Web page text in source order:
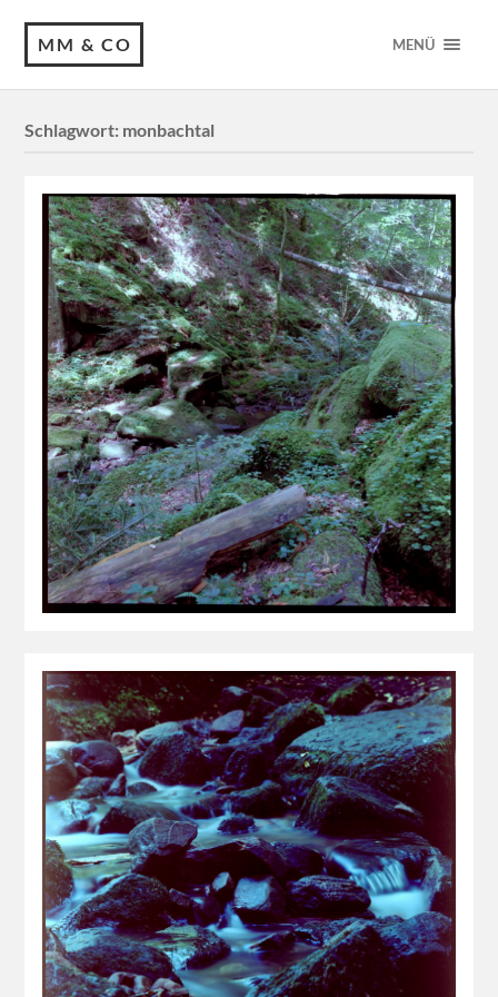
MM & CO MENÜ
Schlagwort: monbachtal